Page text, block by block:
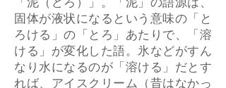
「泥（どろ）」。「泥」の語源は、
固体が液状になるという意味の「と
ろける」の「とろ」あたりで、「溶
ける」が変化した語。氷などがすん
なり水になるのが「溶ける」だとす